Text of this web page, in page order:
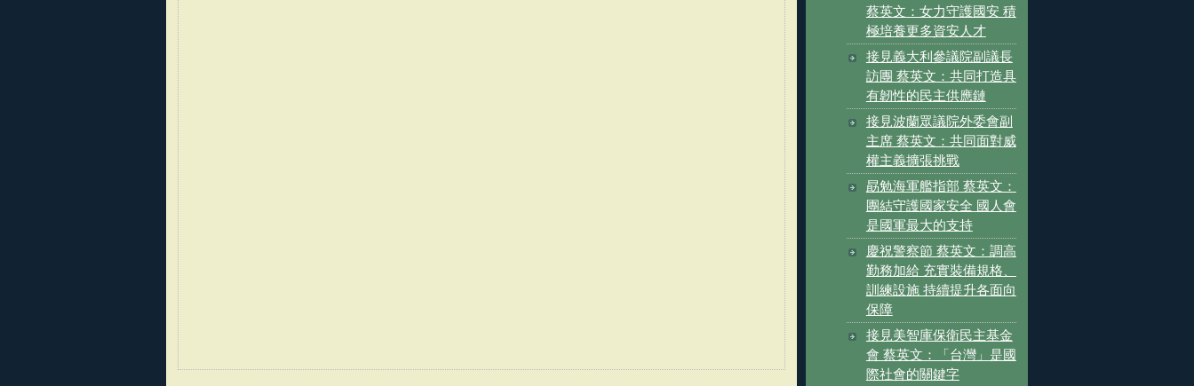
蔡英文：女力守護國安 積
極培養更多資安人才
接見義大利參議院副議長
訪團 蔡英文：共同打造具
有韌性的民主供應鏈
接見波蘭眾議院外委會副
主席 蔡英文：共同面對威
權主義擴張挑戰
勗勉海軍艦指部 蔡英文：
團結守護國家安全 國人會
是國軍最大的支持
慶祝警察節 蔡英文：調高
勤務加給 充實裝備規格、
訓練設施 持續提升各面向
保障
接見美智庫保衛民主基金
會 蔡英文：「台灣」是國
際社會的關鍵字